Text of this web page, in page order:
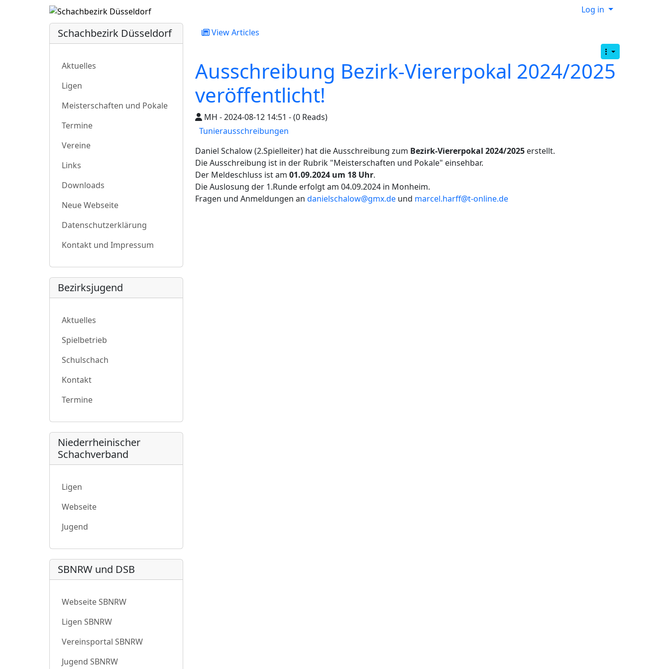
Log in
View Articles
Ausschreibung Bezirk-Viererpokal 2024/2025
veröffentlicht!
MH - 2024-08-12 14:51 - (0 Reads)
Tunierausschreibungen
Daniel Schalow (2.Spielleiter) hat die Ausschreibung zum Bezirk-Viererpokal 2024/2025erstellt.
Die Ausschreibung ist in der Rubrik "Meisterschaften und Pokale" einsehbar.
Der Meldeschluss ist am 01.09.2024 um 18 Uhr.
Die Auslosung der 1.Runde erfolgt am 04.09.2024 in Monheim.
Fragen und Anmeldungen an danielschalow@gmx.deund marcel.harff@t-online.de
Schachbezirk Düsseldorf
Aktuelles
Ligen
Meisterschaften und Pokale
Termine
Vereine
Links
Downloads
Neue Webseite
Datenschutzerklärung
Kontakt und Impressum
Bezirksjugend
Aktuelles
Spielbetrieb
Schulschach
Kontakt
Termine
Niederrheinischer
Schachverband
Ligen
Webseite
Jugend
SBNRW und DSB
Webseite SBNRW
Ligen SBNRW
Vereinsportal SBNRW
Jugend SBNRW